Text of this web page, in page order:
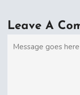
Leave A